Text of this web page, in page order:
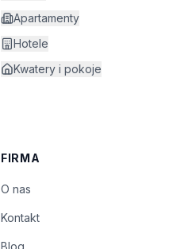
Apartamenty
Hotele
Kwatery i pokoje
FIRMA
O nas
Kontakt
Blog